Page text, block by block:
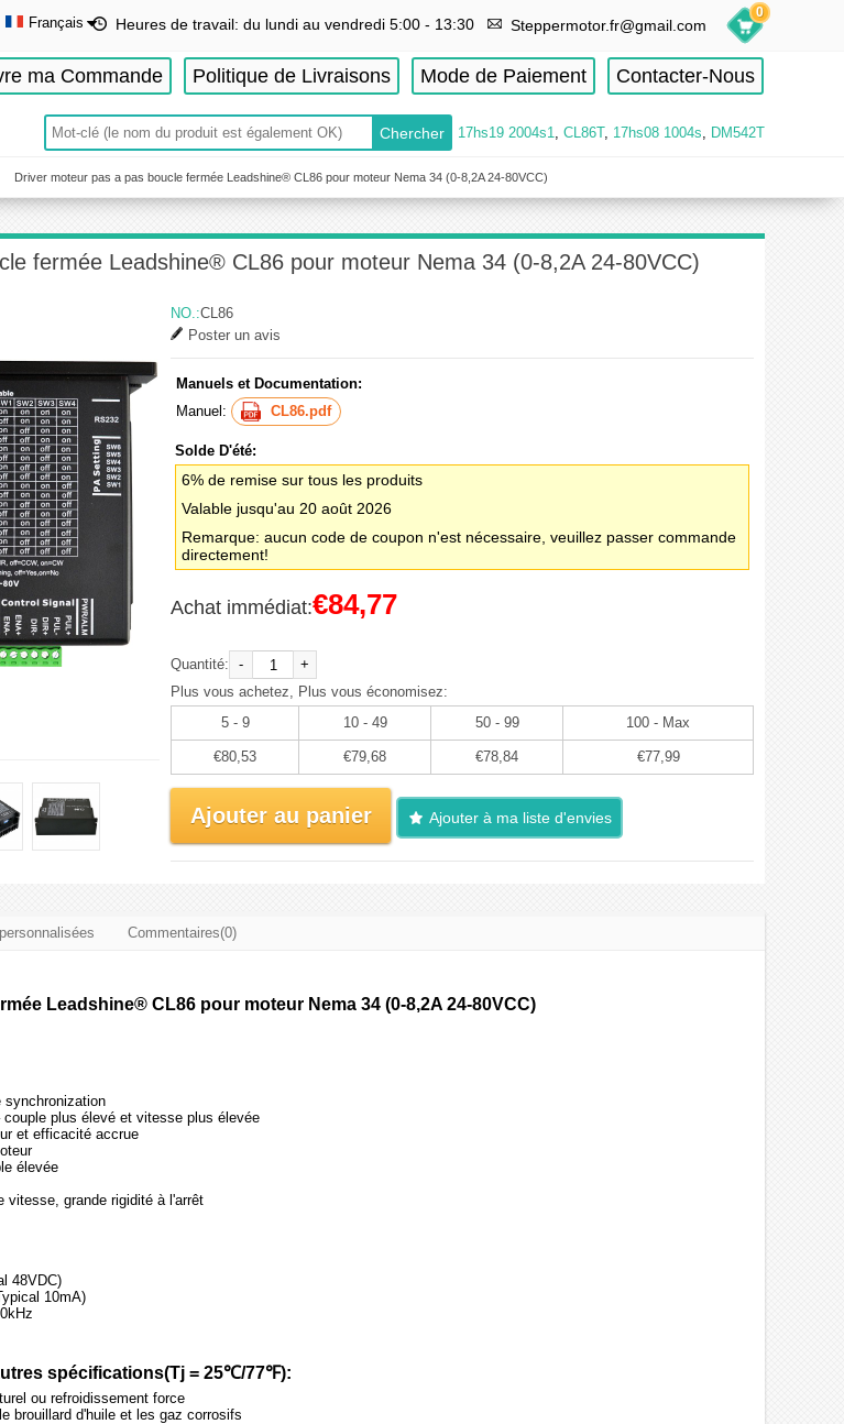
Français
Deutsch
Français
Español
Heures de travail: du lundi au vendredi 5:00 - 13:30 Steppermotor.fr@gmail.com
0
ma Commande Politique de Livraisons Mode de Paiement Contacter-Nous
17hs19 2004s1, CL86T, 17hs08 1004s, DM542T
Driver moteur pas a pas boucle fermée Leadshine® CL86 pour moteur Nema 34 (0-8,2A 24-80VCC)
fermée Leadshine® CL86 pour moteur Nema 34 (0-8,2A 24-80VCC)
NO.:CL86
Poster un avis
Manuels et Documentation:
Manuel:
CL86.pdf
Solde D'été:
6% de remise sur tous les produits
Valable jusqu'au 20 août 2026
Remarque: aucun code de coupon n'est nécessaire, veuillez passer commande
directement!
Achat immédiat:€84,77
Quantité: -
+
Plus vous achetez, Plus vous économisez:
5 - 9
10 - 49 50 - 99 100 - Max
€80,53 €79,68 €78,84 €77,99
Ajouter au panier Ajouter à ma liste d'envies
Commentaires(0)
Leadshine® CL86 pour moteur Nema 34 (0-8,2A 24-80VCC)
synchronization
plus élevé et vitesse plus élevée
et efficacité accrue
élevée
vitesse, grande rigidité à l'arrêt
48VDC)
10mA)
spécifications(Tj = 25℃/77℉):
ou refroidissement force
brouillard d'huile et les gaz corrosifs